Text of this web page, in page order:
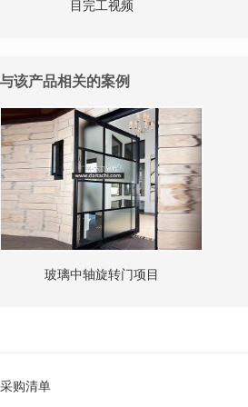
目完工视频
与该产品相关的案例
玻璃中轴旋转门项目
购清单